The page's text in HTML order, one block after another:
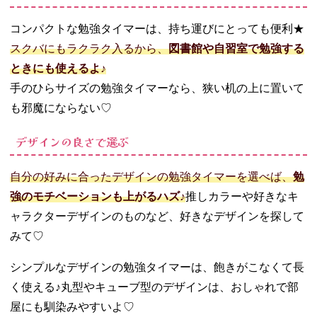
コンパクトな勉強タイマーは、持ち運びにとっても便利★
スクバにもラクラク入るから、図書館や自習室で勉強する
ときにも使えるよ♪
手のひらサイズの勉強タイマーなら、狭い机の上に置いて
も邪魔にならない♡
デザインの良さで選ぶ
自分の好みに合ったデザインの勉強タイマーを選べば、勉
強のモチベーションも上がるハズ♪推しカラーや好きなキ
ャラクターデザインのものなど、好きなデザインを探して
みて♡
シンプルなデザインの勉強タイマーは、飽きがこなくて長
く使える♪丸型やキューブ型のデザインは、おしゃれで部
屋にも馴染みやすいよ♡